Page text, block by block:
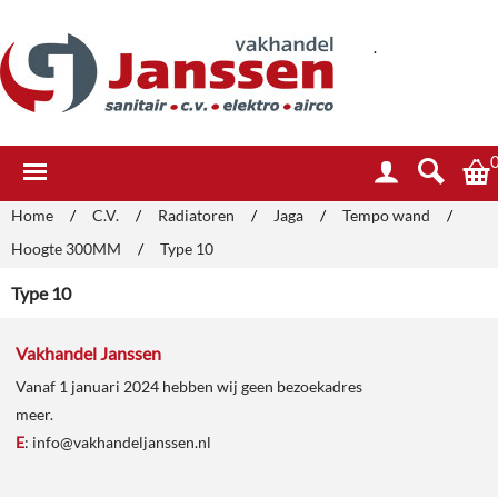
.
Home / C.V. / Radiatoren / Jaga / Tempo wand
/
Hoogte 300MM
/ Type 10
Type 10
Vakhandel Janssen
Vanaf 1 januari 2024 hebben wij geen bezoekadres
meer.
E: info@vakhandeljanssen.nl